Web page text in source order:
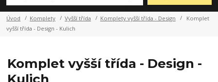
Úvod Komplety Vyšší třída Komplety vyšší třída - Design
Komplet
vyšší třída - Design - Kulich
Komplet vyšší třída - Design -